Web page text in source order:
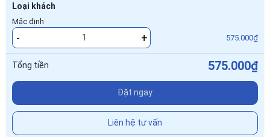
Loại khách
Mặc định
- + 575.000₫
Tổng tiền 575.000₫
Đặt ngay
Liên hệ tư vấn